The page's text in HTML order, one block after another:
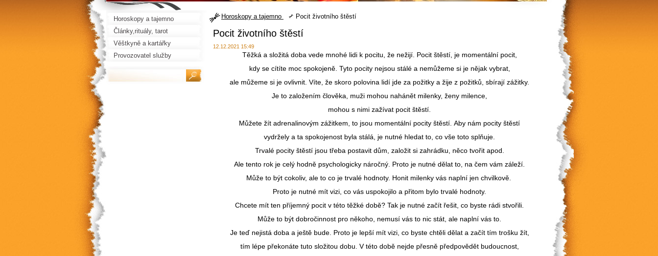
Horoskopy a tajemno Pocit životního štěstí
Pocit životního štěstí
12.12.2021 15:49
Těžká a složitá doba vede mnohé lidik pocitu, že nežijí. Pocit štěstí, je momentální pocit,
kdy se cítíte moc spokojeně. Tyto pocity nejsou stálé a nemůžeme si je nějak vybrat,
ale můžeme si je ovlivnit. Víte, že skoro polovina lidí jde za požitky a žije z požitků, sbírají zážitky.
Je to založením člověka, muži mohou nahánět milenky, ženy milence,
mohou s nimi zažívat pocit štěstí
Můžete žít adrenalinovým zážitkem, to jsou momentální pocity štěstí. Aby nám pocity štěstí
vydržely a ta spokojenost byla stálá, je nutné hledat to, co vše toto splňuje.
Trvalé pocity štěstí jsou třeba postavit dům, založit si zahrádku, něco tvořit apod.
Ale tento rok je celý hodně psychologicky náročný. Proto je nutné dělat to, na čem vám záleží.
Může to být cokoliv, ale to co je trvalé hodnoty. Honit milenky vás naplní jen chvilkově.
Proto je nutné mít vizi, co vás uspokojilo a přitom bylo trvalé hodnoty.
Chcete mít ten příjemný pocit v této těžké době? Tak je nutné začít řešit, co byste rádi stvořili.
Může to být dobročinnost pro někoho, nemusí vás to nic stát, ale naplní vás to.
Je teď nejistá doba a ještě bude. Proto je lepší mít vizi, co byste chtěli dělat a začít tím trošku žít,
tím lépe překonáte tuto složitou dobu. V této době nejde přesně předpovědět budoucnost,
Horoskopy a tajemno
Články,rituály, tarot
Věštkyně a kartářky
Provozovatel služby